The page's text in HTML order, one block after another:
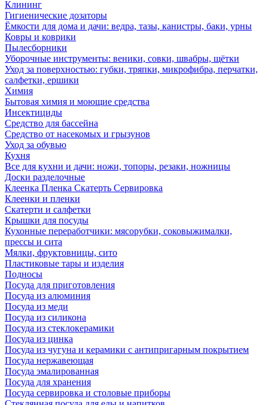
Клининг
Гигиенические дозаторы
Ёмкости для дома и дачи: ведра, тазы, канистры, баки, урны
Ковры и коврики
Пылесборники
Уборочные инструменты: веники, совки, швабры, щётки
Уход за поверхностью: губки, тряпки, микрофибра, перчатки,
салфетки, ершики
Химия
Бытовая химия и моющие средства
Инсектициды
Средство для бассейна
Средство от насекомых и грызунов
Уход за обувью
Кухня
Все для кухни и дачи: ножи, топоры, резаки, ножницы
Доски разделочные
Клеенка Пленка Скатерть Сервировка
Клеенки и пленки
Скатерти и салфетки
Крышки для посуды
Кухонные переработчики: мясорубки, соковыжималки,
прессы и сита
Мялки, фруктовницы, сито
Пластиковые тары и изделия
Подносы
Посуда для приготовления
Посуда из алюминия
Посуда из меди
Посуда из силикона
Посуда из стеклокерамики
Посуда из цинка
Посуда из чугуна и керамики с антипригарным покрытием
Посуда нержавеющая
Посуда эмалированная
Посуда для хранения
Посуда сервировка и столовые приборы